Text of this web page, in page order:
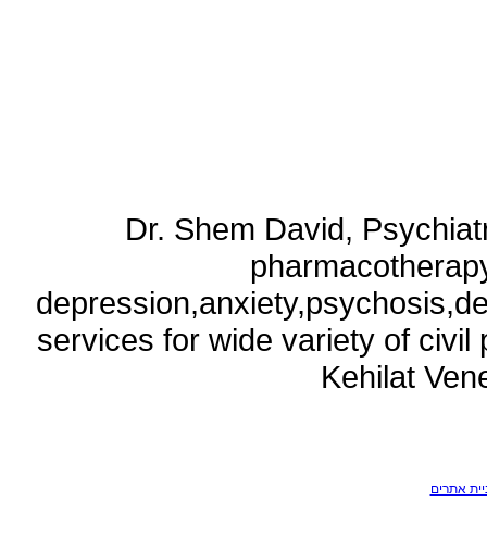
Dr. Shem David,
services for wide variety of civil
Kehilat
אתרים